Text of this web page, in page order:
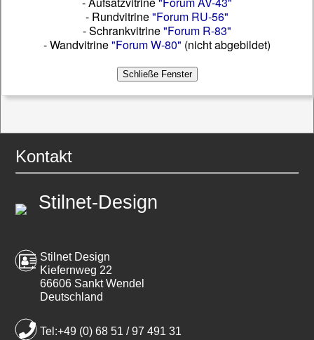
- Rundvitrine"Forum RU-56"
- Schrankvitrine"Forum R-83"
- Wandvitrine"Forum W-80" (nicht abgebildet)
Kontakt
Stilnet-Design
Stilnet Design
Kiefernweg 22
66606 Sankt Wendel
Deutschland
Tel:+49 (0) 68 51 / 97 491 31